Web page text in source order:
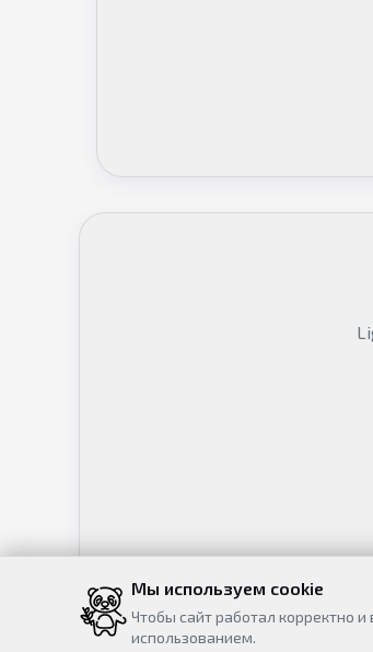
Мы используем cookie
Чтобы сайт работал корректно
использованием.